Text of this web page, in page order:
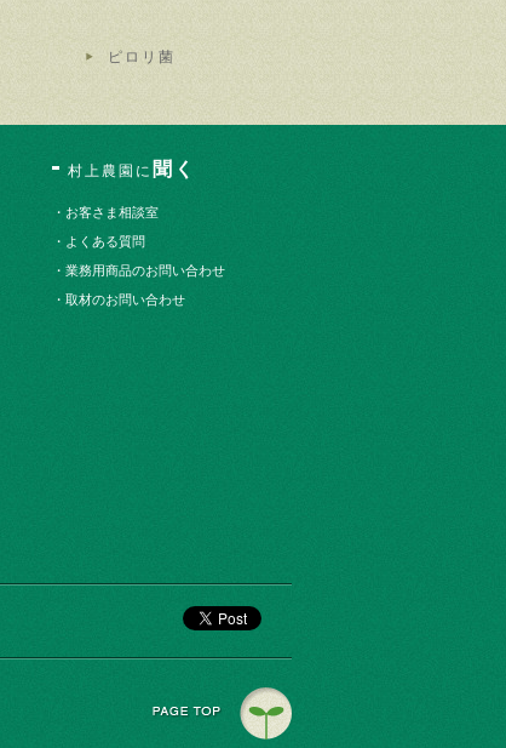
ピロリ菌
村上農園に 聞く
・お客さま相談室
・よくある質問
・業務用商品のお問い合わせ
・取材のお問い合わせ